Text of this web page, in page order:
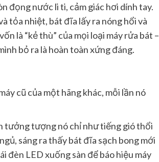
đọng nước li ti, cảm giác hơi dính tay.
tỏa nhiệt, bát đĩa lấy ra nóng hổi và
là “kẻ thù” của mọi loại máy rửa bát –
bỏ ra là hoàn toàn xứng đáng.
cũ của một hãng khác, mỗi lần nó
tưởng tượng nó chỉ như tiếng gió thổi
sáng ra thấy bát đĩa sạch bong mới
đèn LED xuống sàn để báo hiệu máy